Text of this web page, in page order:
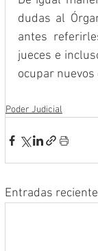
dudas al
antes
jueces e
ocupar nuevos
Poder Judicial
Entradas